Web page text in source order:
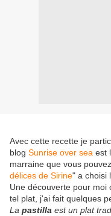
Avec cette recette je
blog Sunrise over sea est
marraine que vous
délices de Sirine" a choisi
Une découverte pour moi
tel plat, j'ai fait quelques
La pastilla est un plat